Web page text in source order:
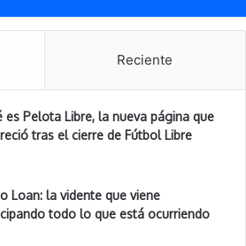
Reciente
es Pelota Libre, la nueva página que
tras el cierre de Fútbol Libre
Loan: la vidente que viene
todo lo que está ocurriendo